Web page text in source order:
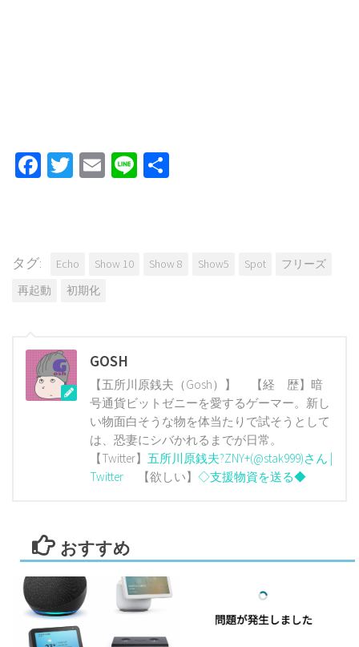
Facebook
Twitter
Email
Line
タグ: Echo Show 10 Show 8 Show5 Spot
フリーズ
再起動
初期化
GOSH
【五所川原銭夫（Gosh）】 【経 歴】暗
号通貨ビットゼニーを愛するゲーマー。新し
い物面白そうな物を体当たりで試そうとして
は、恐妻にシバかれるまでが日常。
【Twitter】 五所川原銭夫?ZNY+(@stak999)さん |
Twitter 【欲しい】 ◇支援物資を送る◆
おすすめ